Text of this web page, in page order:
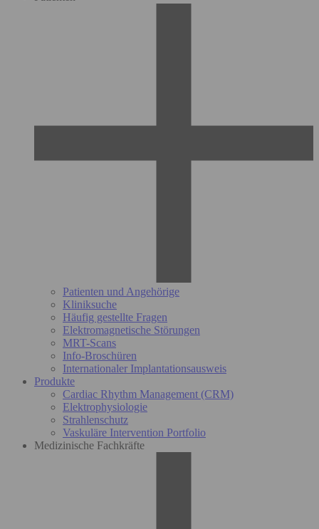
Patienten und Angehörige
Kliniksuche
Häufig gestellte Fragen
Elektromagnetische Störungen
MRT-Scans
Info-Broschüren
Internationaler Implantationsausweis
Produkte
Cardiac Rhythm Management (CRM)
Elektrophysiologie
Strahlenschutz
Vaskuläre Intervention Portfolio
Medizinische Fachkräfte